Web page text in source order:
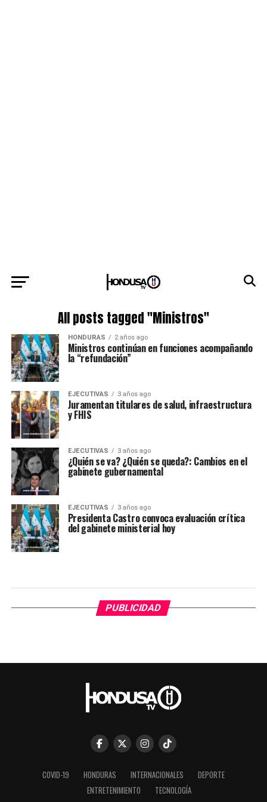
All posts tagged "Ministros"
HONDURAS 2 años ago
Ministros continúan en funciones acompañando
la “refundación”
EJECUTIVAS 3 años ago
Juramentan titulares de salud, infraestructura
y FHIS
EJECUTIVAS 3 años ago
¿Quién se va? ¿Quién se queda?: Cambios en el
gabinete gubernamental
EJECUTIVAS 3 años ago
Presidenta Castro convoca evaluación crítica
del gabinete ministerial hoy
PUBLICIDAD
COVID-19 HONDURAS INTERNACIONALES
DEPORTE
ENTRETENIMIENTO
TECNOLOGÍA